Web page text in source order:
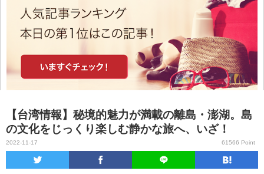
【台湾情報】秘境的魅力が満載の離島・澎湖。島
の文化をじっくり楽しむ静かな旅へ、いざ！
2022-11-17 61566 Point